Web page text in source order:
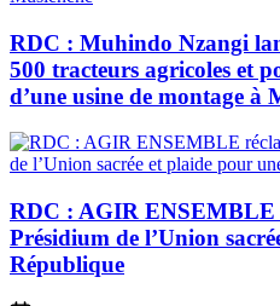
RDC : Muhindo Nzangi
500 tracteurs agricoles et
d’une usine de montage à
RDC : AGIR ENSEMBLE
Présidium de l’Union
République